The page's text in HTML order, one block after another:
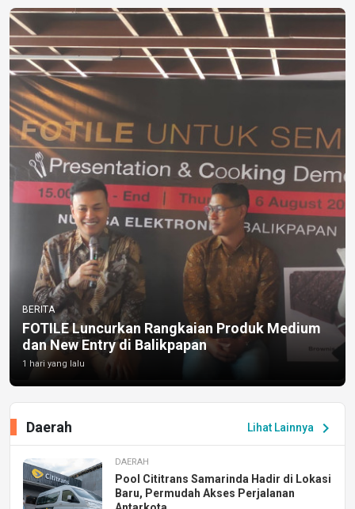
BERITA
FOTILE Luncurkan Rangkaian Produk Medium
dan New Entry di Balikpapan
1 hari yang lalu
Lihat Lainnya chevron_right
Daerah
DAERAH
Pool Cititrans Samarinda Hadir di Lokasi
Baru, Permudah Akses Perjalanan